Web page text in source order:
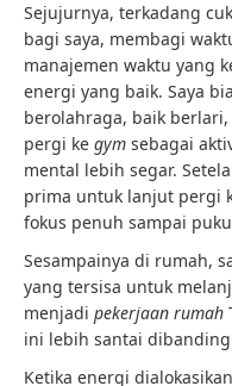
Sejujurnya, terkadang
bagi saya, membagi
manajemen waktu yang
energi yang baik. Saya
berolahraga, baik berlari,
pergi ke gym sebagai
mental lebih segar.
prima untuk lanjut pergi
fokus penuh sampai
Sesampainya di rumah,
yang tersisa untuk
menjadi pekerjaan rumah
ini lebih santai
Ketika energi